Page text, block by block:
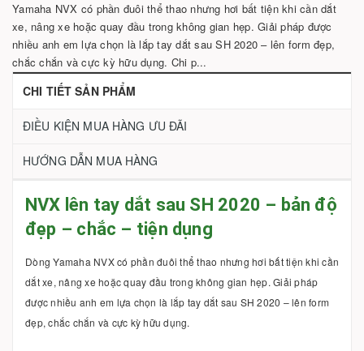
Yamaha NVX có phần đuôi thể thao nhưng hơi bất tiện khi cần dắt
xe, nâng xe hoặc quay đầu trong không gian hẹp. Giải pháp được
nhiều anh em lựa chọn là lắp tay dắt sau SH 2020 – lên form đẹp,
chắc chắn và cực kỳ hữu dụng. Chi p...
CHI TIẾT SẢN PHẨM
ĐIỀU KIỆN MUA HÀNG ƯU ĐÃI
HƯỚNG DẪN MUA HÀNG
NVX lên tay dắt sau SH 2020 – bản độ
đẹp – chắc – tiện dụng
Dòng Yamaha NVX có phần đuôi thể thao nhưng hơi bất tiện khi cần
dắt xe, nâng xe hoặc quay đầu trong không gian hẹp. Giải pháp
được nhiều anh em lựa chọn là lắp tay dắt sau SH 2020 – lên form
đẹp, chắc chắn và cực kỳ hữu dụng.